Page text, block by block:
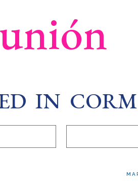
unión
IN